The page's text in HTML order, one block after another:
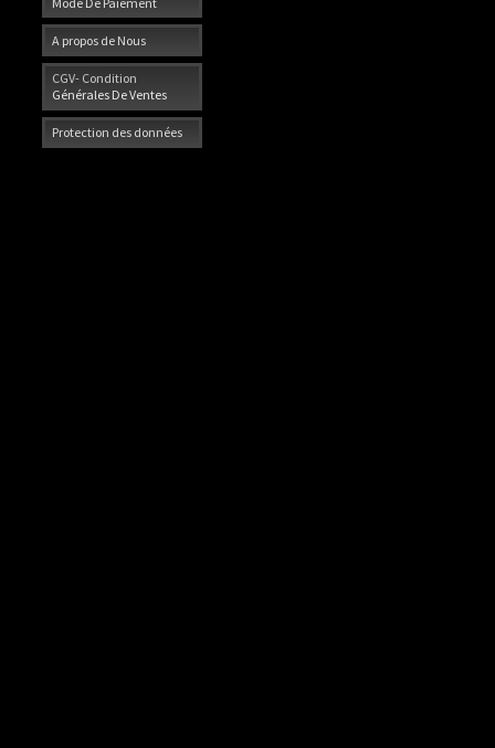
A propos de Nous
CGV- Condition
Générales De Ventes
Protection des données